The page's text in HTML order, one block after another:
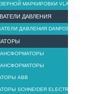
МАРКИРОВКИ VLASE
ДАВЛЕНИЯ
ДАВЛЕНИЯ DANFOSS
ABB
SCHNEIDER ELECTRIC